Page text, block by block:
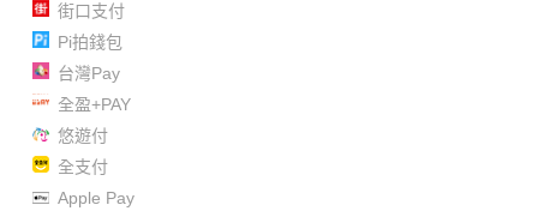
街口支付
Pi拍錢包
台灣Pay
全盈+PAY
悠遊付
全支付
Apple Pay